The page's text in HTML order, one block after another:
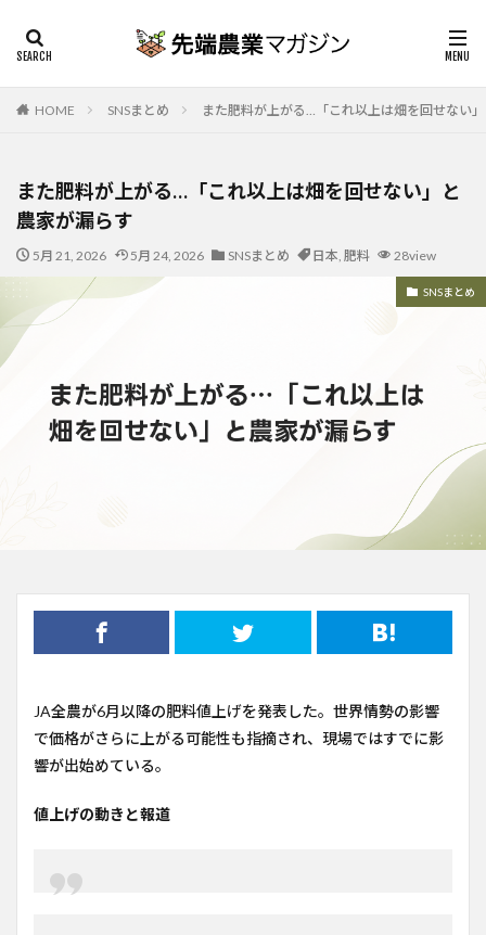
HOME SNSまとめ また肥料が上がる…「これ以上は畑を回せない
また肥料が上がる…「これ以上は畑を回せない」と
農家が漏らす
5月 21, 2026 5月 24, 2026 SNSまとめ 日本, 肥料 28view
SNSまとめ
JA全農が6月以降の肥料値上げを発表した。世界情勢の影響
で価格がさらに上がる可能性も指摘され、現場ではすでに影
響が出始めている。
値上げの動きと報道